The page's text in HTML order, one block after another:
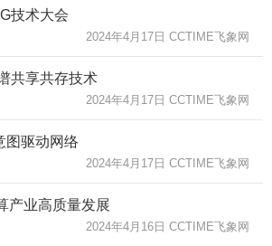
技术大会
2024年4月17日 CCTIME飞象网
共享共存技术
2024年4月17日 CCTIME飞象网
图驱动网络
2024年4月17日 CCTIME飞象网
产业高质量发展
2024年4月16日 CCTIME飞象网